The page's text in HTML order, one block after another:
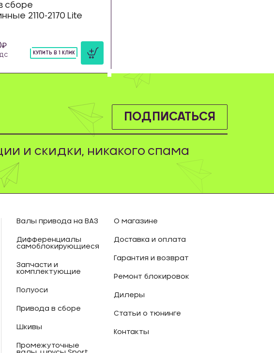
сборе
2110-2170 Lite
КУПИТЬ В 1 КЛИК
ПОДПИСАТЬСЯ
и скидки, никакого спама
Валы привода на ВАЗ
Дифференциалы
самоблокирующиеся
Запчасти и
комплектующие
Полуоси
Привода в сборе
Шкивы
Промежуточные
О магазине
Доставка и оплата
Гарантия и возврат
Ремонт блокировок
Дилеры
Статьи о тюнинге
Контакты